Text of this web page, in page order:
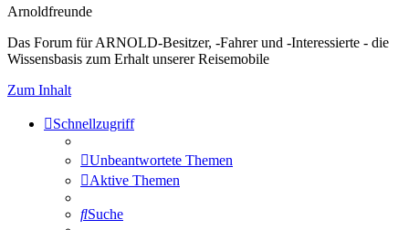
Arnoldfreunde
Das Forum für ARNOLD-Besitzer, -Fahrer und -Interessierte - die
Wissensbasis zum Erhalt unserer Reisemobile
Zum Inhalt
Schnellzugriff
Unbeantwortete Themen
Aktive Themen
Suche